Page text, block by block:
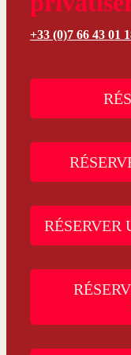
+33 (0)7 66 43 01
RÉSERVER